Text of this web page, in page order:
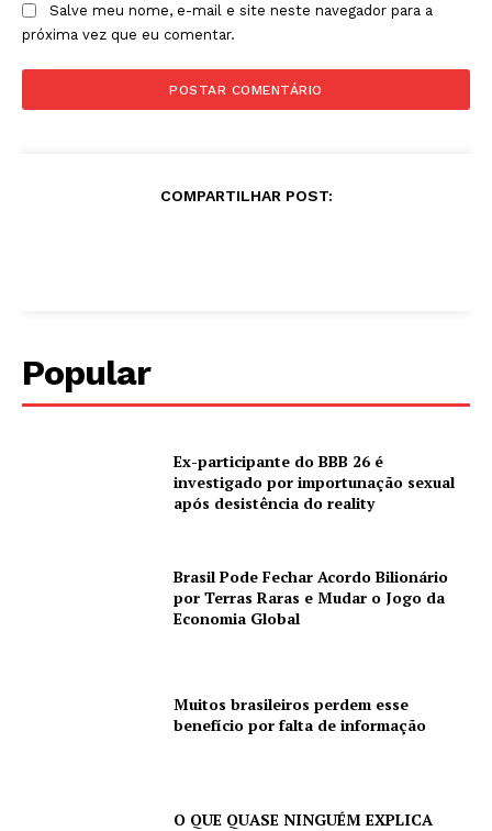
Salve meu nome, e-mail e site neste navegador para a
próxima vez que eu comentar.
COMPARTILHAR POST:
Popular
Ex-participante do BBB 26 é
investigado por importunação sexual
após desistência do reality
Brasil Pode Fechar Acordo Bilionário
por Terras Raras e Mudar o Jogo da
Economia Global
Muitos brasileiros perdem esse
benefício por falta de informação
O QUE QUASE NINGUÉM EXPLICA